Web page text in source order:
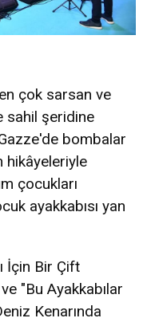
en çok sarsan ve
sahil şeridine
bombalar
hikâyeleriyle
çocukları
ayakkabısı yan
İçin Bir Çift
"Bu Ayakkabılar
Kenarında